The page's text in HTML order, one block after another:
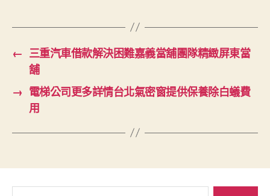
← 三重汽車借款解決困難嘉義當舖團隊精緻屏東當
舖
→ 電梯公司更多詳情台北氣密窗提供保養除白蟻費
用